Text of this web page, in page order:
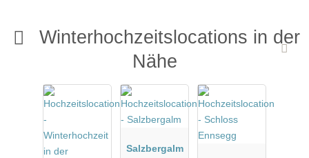
Winterhochzeitslocations in der
Nähe
Salzbergalm